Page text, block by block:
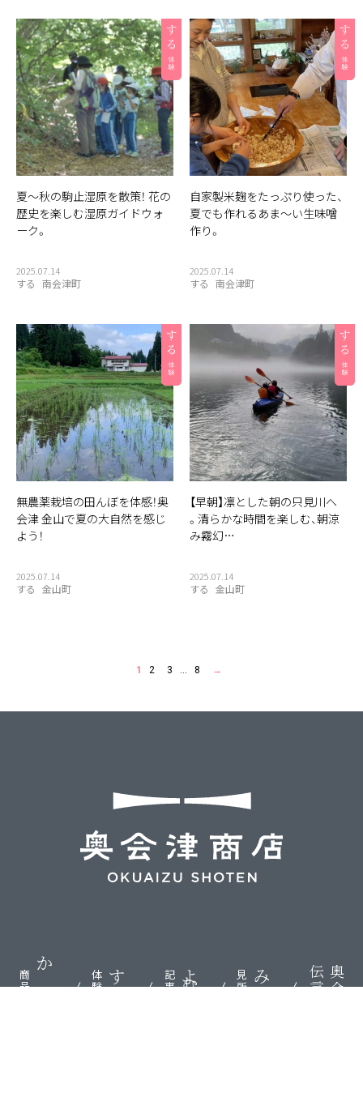
夏〜秋の駒止湿原を散策！ 花の
歴史を楽しむ湿原ガイドウォ
ーク。
2025.07.14
する 南会津町
自家製米麹をたっぷり使った、
夏でも作れるあま〜い生味噌
作り。
2025.07.14
する 南会津町
無農薬栽培の田んぼを体感！奥
会津 金山で夏の大自然を感じ
よう！
2025.07.14
する 金山町
【早朝】凛とした朝の只見川へ
。清らかな時間を楽しむ、朝涼
み霧幻…
2025.07.14
する 金山町
1 2 3 8 →
かう
商品 する
体験 よむ
記事 みる
見所 奥会津
伝言板